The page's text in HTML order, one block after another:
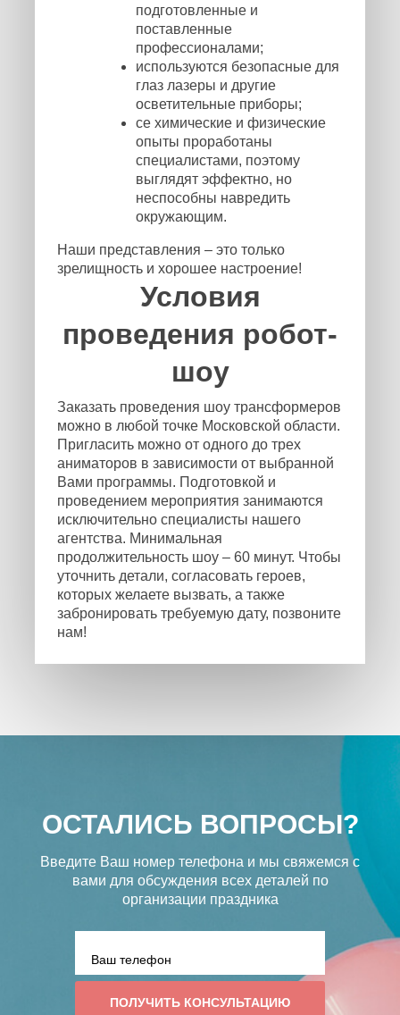
подготовленные и
поставленные
профессионалами;
используются безопасные для
глаз лазеры и другие
осветительные приборы;
се химические и физические
опыты проработаны
специалистами, поэтому
выглядят эффектно, но
неспособны навредить
окружающим.
Наши представления – это только
зрелищность и хорошее настроение!
Условия
проведения робот-
шоу
Заказать проведения шоу трансформеров
можно в любой точке Московской области.
Пригласить можно от одного до трех
аниматоров в зависимости от выбранной
Вами программы. Подготовкой и
проведением мероприятия занимаются
исключительно специалисты нашего
агентства. Минимальная
продолжительность шоу – 60 минут. Чтобы
уточнить детали, согласовать героев,
которых желаете вызвать, а также
забронировать требуемую дату, позвоните
нам!
ОСТАЛИСЬ ВОПРОСЫ?
Введите Ваш номер телефона и мы свяжемся с
вами для обсуждения всех деталей по
организации праздника